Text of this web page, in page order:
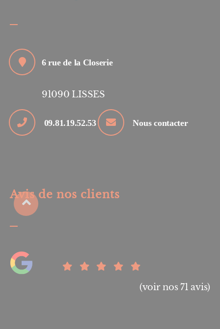
6 rue de la Closerie
91090 LISSES
09.81.19.52.53 Nous contacter
Avis de nos clients
(voir nos 71 avis)